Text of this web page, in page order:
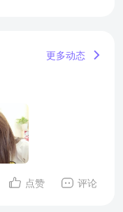
更多动态
点赞 评论